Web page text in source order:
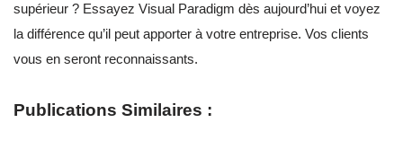
supérieur ? Essayez Visual Paradigm dès aujourd’hui et voyez
la différence qu’il peut apporter à votre entreprise. Vos clients
vous en seront reconnaissants.
Publications Similaires :